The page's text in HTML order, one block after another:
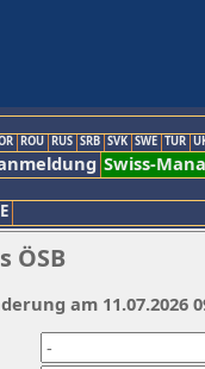
ROU RUS SRB SVK SWE TUR
Swiss-
ÖSB
am